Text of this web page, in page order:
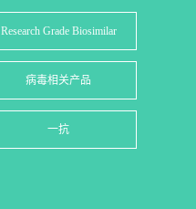
Research Grade Biosimilar
病毒相关产品
一抗